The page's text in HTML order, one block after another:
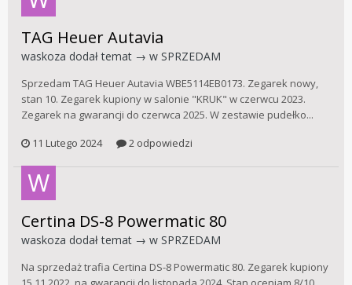
TAG Heuer Autavia
waskoza dodał temat → w SPRZEDAM
Sprzedam TAG Heuer Autavia WBE5114EB0173. Zegarek nowy,
stan 10. Zegarek kupiony w salonie "KRUK" w czerwcu 2023.
Zegarek na gwarancji do czerwca 2025. W zestawie pudełko...
11 Lutego 2024
2 odpowiedzi
Certina DS-8 Powermatic 80
waskoza dodał temat → w SPRZEDAM
Na sprzedaż trafia Certina DS-8 Powermatic 80. Zegarek kupiony